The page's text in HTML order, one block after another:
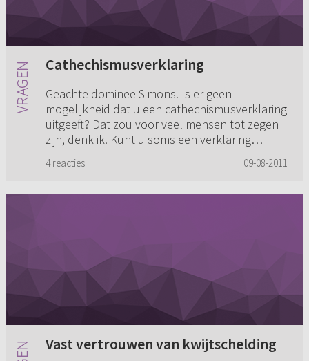
Cathechismusverklaring
Geachte dominee Simons. Is er geen
mogelijkheid dat u een cathechismusverklaring
uitgeeft? Dat zou voor veel mensen tot zegen
zijn, denk ik. Kunt u soms een verklaring
4 reacties 09-08-2011
Vast vertrouwen van kwijtschelding